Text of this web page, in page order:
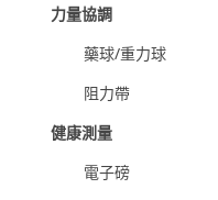
力量協調
藥球/重力球
阻力帶
健康測量
電子磅